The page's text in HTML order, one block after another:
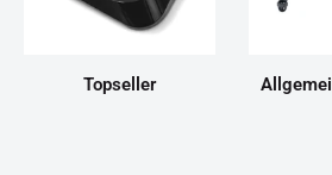
Topseller